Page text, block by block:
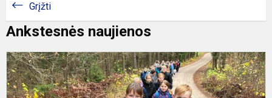
Grįžti
Ankstesnės naujienos